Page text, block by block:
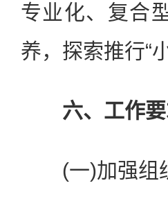
专业化、复合
养，探索推行“
六、工作
(一)加强组